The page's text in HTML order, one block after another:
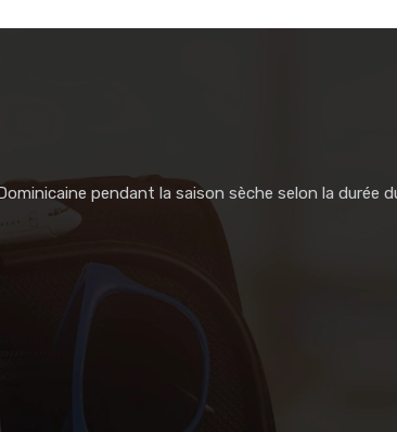
pendant la saison sèche selon la durée